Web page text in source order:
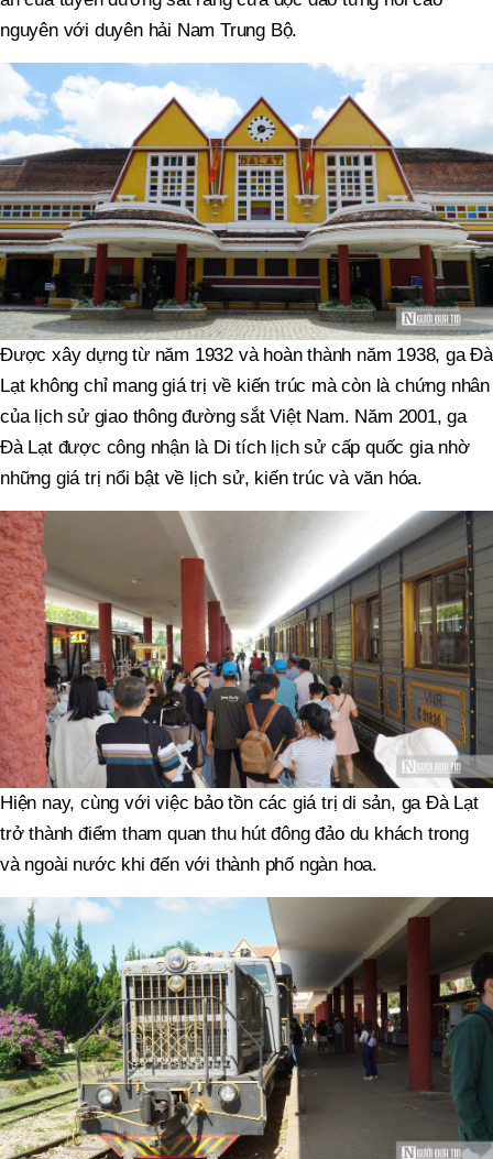
nguyên với duyên hải Nam Trung Bộ.
Được xây dựng từ năm 1932 và hoàn thành năm 1938, ga Đà
Lạt không chỉ mang giá trị về kiến trúc mà còn là chứng nhân
của lịch sử giao thông đường sắt Việt Nam. Năm 2001, ga
Đà Lạt được công nhận là Di tích lịch sử cấp quốc gia nhờ
những giá trị nổi bật về lịch sử, kiến trúc và văn hóa.
Hiện nay, cùng với việc bảo tồn các giá trị di sản, ga Đà Lạt
trở thành điểm tham quan thu hút đông đảo du khách trong
và ngoài nước khi đến với thành phố ngàn hoa.